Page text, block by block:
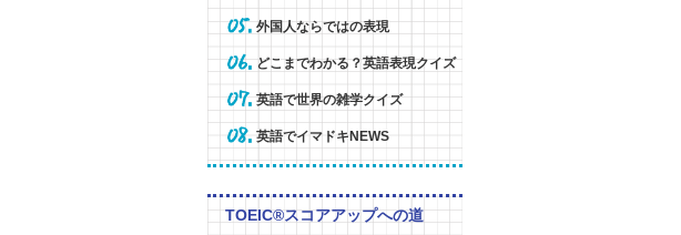
外国人ならではの表現
どこまでわかる？英語表現クイズ
英語で世界の雑学クイズ
英語でイマドキNEWS
TOEIC®スコアアップへの道